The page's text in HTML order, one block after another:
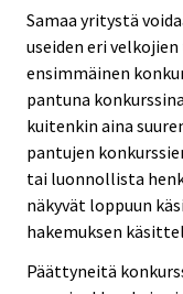
Samaa yritystä
useiden eri
ensimmäinen
pantuna
kuitenkin aina
pantujen
tai luonnollista
näkyvät loppuun
hakemuksen
Päättyneitä